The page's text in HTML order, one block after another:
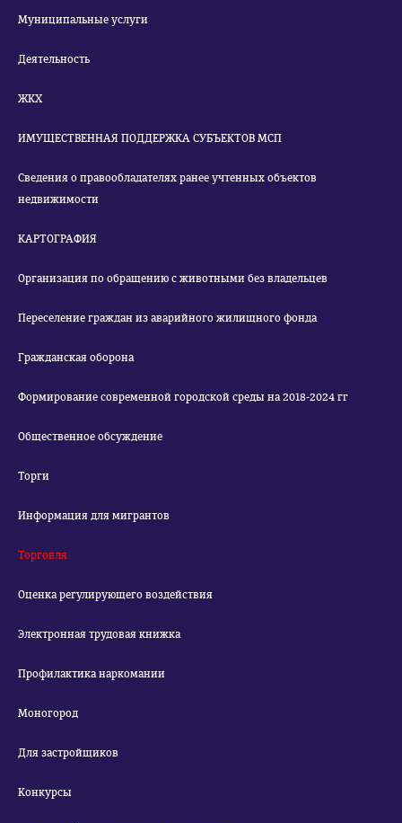
Муниципальные услуги
Деятельность
ЖКХ
ИМУЩЕСТВЕННАЯ ПОДДЕРЖКА СУБЪЕКТОВ МСП
Сведения о правообладателях ранее учтенных объектов
недвижимости
КАРТОГРАФИЯ
Организация по обращению с животными без владельцев
Переселение граждан из аварийного жилищного фонда
Гражданская оборона
Формирование современной городской среды на 2018-2024 гг
Общественное обсуждение
Торги
Информация для мигрантов
Торговля
Оценка регулирующего воздействия
Электронная трудовая книжка
Профилактика наркомании
Моногород
Для застройщиков
Конкурсы